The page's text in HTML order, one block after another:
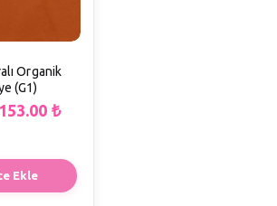
Ekle
Organik
(G1)
153.00 ₺